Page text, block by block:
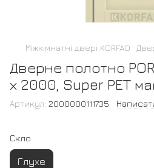
Міжкімнатні двері KORFAD
Дверне полотно
х 2000, Super PET
Артикул: 2000000111735
Скло
Глухе